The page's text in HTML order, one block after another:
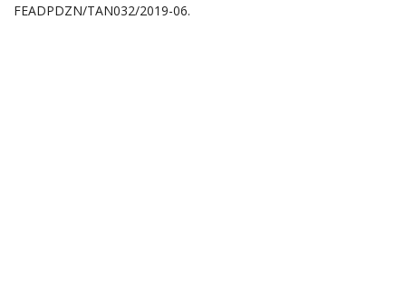
FEADPDZN/TAN032/2019-06.